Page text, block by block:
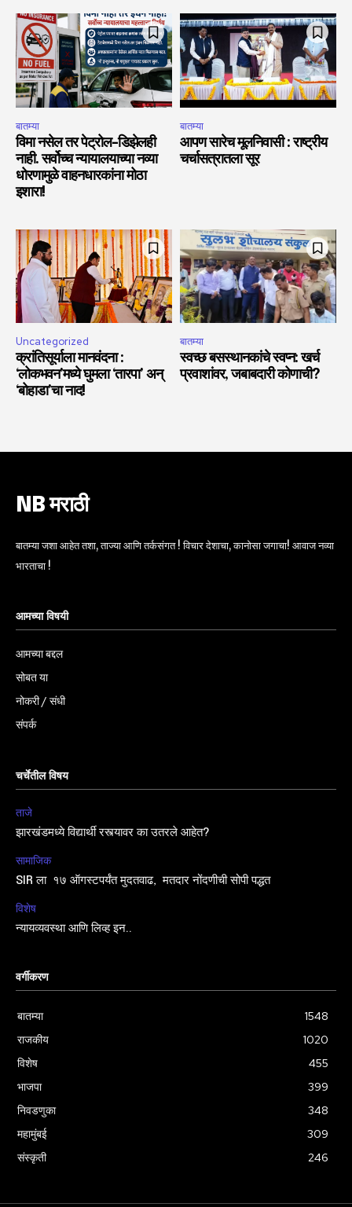
बातम्या
विमा नसेल तर पेट्रोल-डिझेलही
नाही. सर्वोच्च न्यायालयाच्या नव्या
धोरणामुळे वाहनधारकांना मोठा
इशारा!
बातम्या
आपण सारेच मूलनिवासी : राष्ट्रीय
चर्चासत्रातला सूर
Uncategorized
क्रांतिसूर्याला मानवंदना :
‘लोकभवन’मध्ये घुमला ‘तारपा’ अन्
‘बोहाडा’चा नाद!
बातम्या
स्वच्छ बसस्थानकांचे स्वप्न: खर्च
प्रवाशांवर, जबाबदारी कोणाची?
NB मराठी
बातम्या जशा आहेत तशा, ताज्या आणि तर्कसंगत ! विचार देशाचा, कानोसा जगाचा! आवाज नव्या
भारताचा !
आमच्या विषयी
आमच्या बद्दल
सोबत या
नोकरी / संधी
संपर्क
चर्चेतील विषय
ताजे
झारखंडमध्ये विद्यार्थी रस्त्यावर का उतरले आहेत?
सामाजिक
SIR ला १७ ऑगस्टपर्यंत मुदतवाढ, मतदार नोंदणीची सोपी पद्धत
विशेष
न्यायव्यवस्था आणि लिव्ह इन..
वर्गीकरण
बातम्या
1548
राजकीय
1020
विशेष
455
भाजपा
399
निवडणुका
348
महामुंबई
309
संस्कृती
246